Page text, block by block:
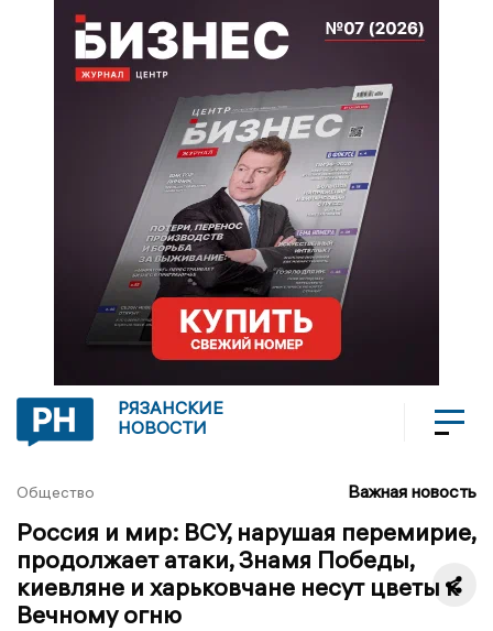
РЯЗАНСКИЕ
НОВОСТИ
Общество Важная новость
Россия и мир: ВСУ, нарушая перемирие,
продолжает атаки, Знамя Победы,
киевляне и харьковчане несут цветы к
Вечному огню